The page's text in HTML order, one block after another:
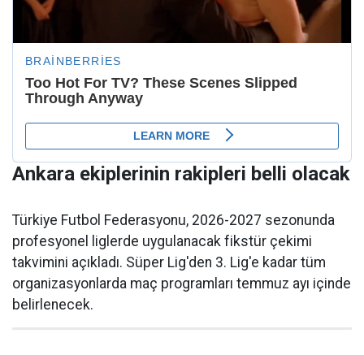
Ankara ekiplerinin rakipleri belli olacak
Türkiye Futbol Federasyonu, 2026-2027 sezonunda
profesyonel liglerde uygulanacak fikstür çekimi
takvimini açıkladı. Süper Lig'den 3. Lig'e kadar tüm
organizasyonlarda maç programları temmuz ayı içinde
belirlenecek.